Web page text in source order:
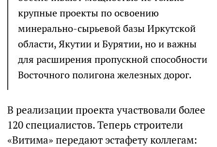
крупные проекты по освоению
минерально-сырьевой базы Иркутской
области, Якутии и Бурятии, но и важны
для расширения пропускной способности
Восточного полигона железных дорог.
В реализации проекта участвовали более
120 специалистов. Теперь строители
«Витима» передают эстафету коллегам: